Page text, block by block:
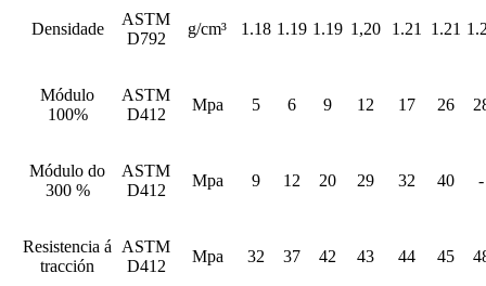
Densidade
ASTM
D792
g/cm³ 1.18 1.19 1.19 1,20 1.21 1.21
Módulo
100%
ASTM
D412
Mpa 5 6 9 12 17 26
Módulo do
300 %
ASTM
D412
Mpa 9 12 20 29 32 40 -
Resistencia á
tracción
ASTM
D412
Mpa 32 37 42 43 44 45